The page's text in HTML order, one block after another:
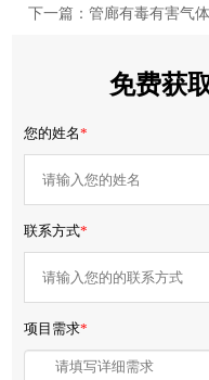
下一篇：管廊有毒有害气
免费获
您的姓名*
联系方式*
项目需求*